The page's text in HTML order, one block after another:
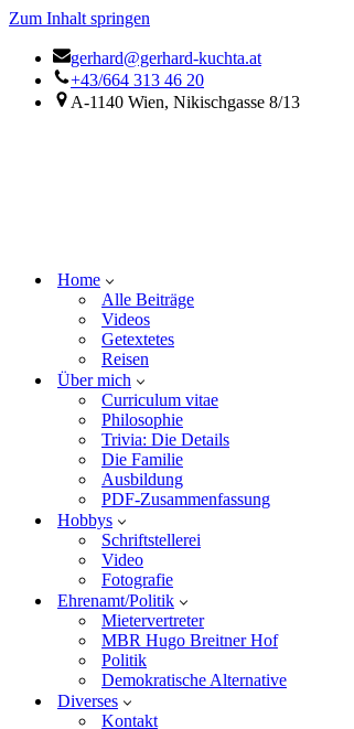
Zum Inhalt springen
gerhard@gerhard-kuchta.at
+43/664 313 46 20
A-1140 Wien, Nikischgasse 8/13
Home
Alle Beiträge
Videos
Getextetes
Reisen
Über mich
Curriculum vitae
Philosophie
Trivia: Die Details
Die Familie
Ausbildung
PDF-Zusammenfassung
Hobbys
Schriftstellerei
Video
Fotografie
Ehrenamt/Politik
Mietervertreter
MBR Hugo Breitner Hof
Politik
Demokratische Alternative
Diverses
Kontakt